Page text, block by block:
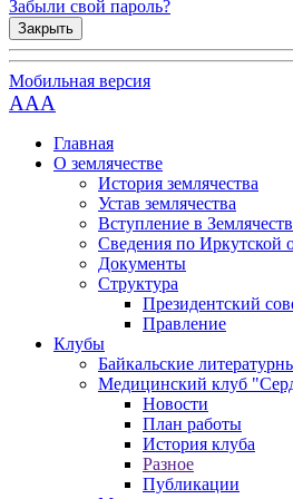
Забыли свой пароль?
Закрыть
Мобильная версия
AAA
Главная
О землячестве
История землячества
Устав землячества
Вступление в
Сведения по Иркутской
Документы
Структура
Президентский
Правление
Клубы
Байкальские
Медицинский клуб
Новости
План работы
История клуба
Разное
Публикации